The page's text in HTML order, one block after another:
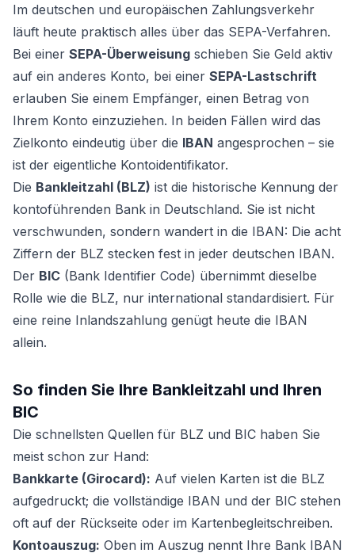
Im deutschen und europäischen Zahlungsverkehr
läuft heute praktisch alles über das SEPA-Verfahren.
Bei einer SEPA-Überweisung schieben Sie Geld aktiv
auf ein anderes Konto, bei einer SEPA-Lastschrift
erlauben Sie einem Empfänger, einen Betrag von
Ihrem Konto einzuziehen. In beiden Fällen wird das
Zielkonto eindeutig über die IBAN angesprochen – sie
ist der eigentliche Kontoidentifikator.
Die Bankleitzahl (BLZ) ist die historische Kennung der
kontoführenden Bank in Deutschland. Sie ist nicht
verschwunden, sondern wandert in die IBAN: Die acht
Ziffern der BLZ stecken fest in jeder deutschen IBAN.
Der BIC (Bank Identifier Code) übernimmt dieselbe
Rolle wie die BLZ, nur international standardisiert. Für
eine reine Inlandszahlung genügt heute die IBAN
allein.
So finden Sie Ihre Bankleitzahl und Ihren
BIC
Die schnellsten Quellen für BLZ und BIC haben Sie
meist schon zur Hand:
Bankkarte (Girocard): Auf vielen Karten ist die BLZ
aufgedruckt; die vollständige IBAN und der BIC stehen
oft auf der Rückseite oder im Kartenbegleitschreiben.
Kontoauszug: Oben im Auszug nennt Ihre Bank IBAN